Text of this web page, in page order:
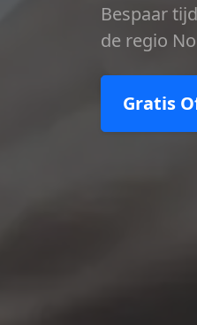
Bespaar
de regio
Gratis